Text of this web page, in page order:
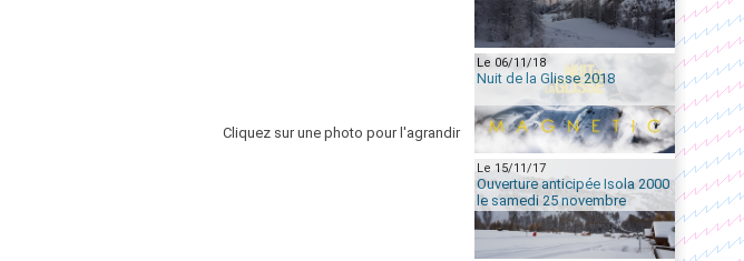
Cliquez sur une photo pour l'agrandir
Le 06/11/18
Nuit de la Glisse 2018
Le 15/11/17
Ouverture anticipée Isola 2000
le samedi 25 novembre